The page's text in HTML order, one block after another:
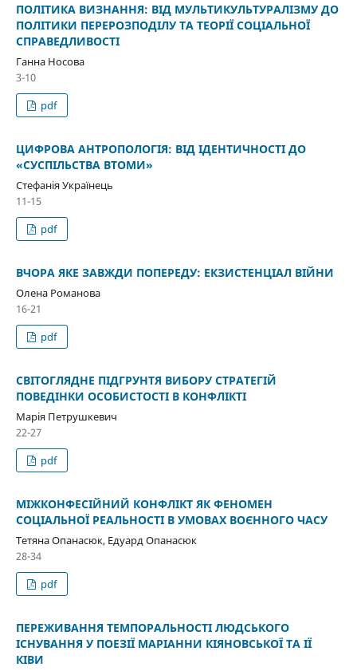
ПОЛІТИКА ВИЗНАННЯ: ВІД МУЛЬТИКУЛЬТУРАЛІЗМУ ДО
ПОЛІТИКИ ПЕРЕРОЗПОДІЛУ ТА ТЕОРІЇ СОЦІАЛЬНОЇ
СПРАВЕДЛИВОСТІ
Ганна Носова
3-10
pdf
ЦИФРОВА АНТРОПОЛОГІЯ: ВІД ІДЕНТИЧНОСТІ ДО
«СУСПІЛЬСТВА ВТОМИ»
Стефанія Українець
11-15
pdf
ВЧОРА ЯКЕ ЗАВЖДИ ПОПЕРЕДУ: ЕКЗИСТЕНЦІАЛ ВІЙНИ
Олена Романова
16-21
pdf
СВІТОГЛЯДНЕ ПІДГРУНТЯ ВИБОРУ СТРАТЕГІЙ
ПОВЕДІНКИ ОСОБИСТОСТІ В КОНФЛІКТІ
Марія Петрушкевич
22-27
pdf
МІЖКОНФЕСІЙНИЙ КОНФЛІКТ ЯК ФЕНОМЕН
СОЦІАЛЬНОЇ РЕАЛЬНОСТІ В УМОВАХ ВОЄННОГО ЧАСУ
Тетяна Опанасюк, Едуард Опанасюк
28-34
pdf
ПЕРЕЖИВАННЯ ТЕМПОРАЛЬНОСТІ ЛЮДСЬКОГО
ІСНУВАННЯ У ПОЕЗІЇ МАРІАННИ КІЯНОВСЬКОЇ ТА ІЇ
КІВИ